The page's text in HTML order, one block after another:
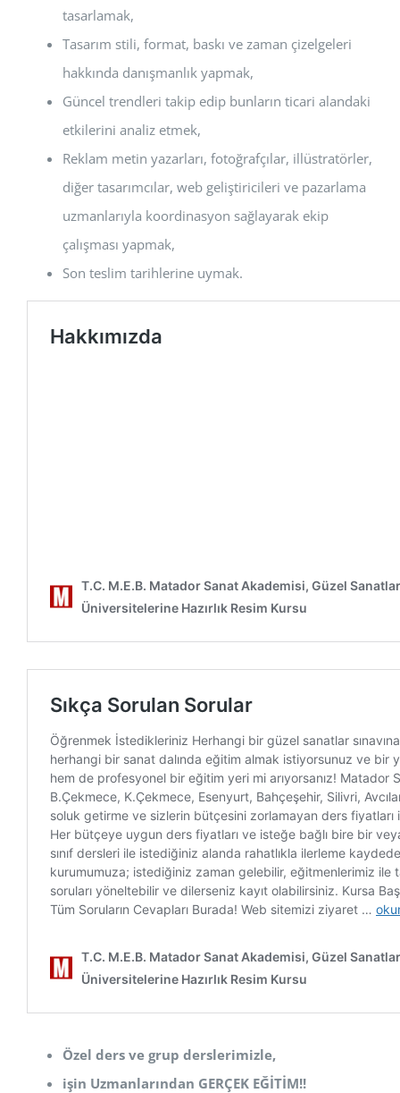
tasarlamak,
Tasarım stili, format, baskı ve zaman çizelgeleri
hakkında danışmanlık yapmak,
Güncel trendleri takip edip bunların ticari alandaki
etkilerini analiz etmek,
Reklam metin yazarları, fotoğrafçılar, illüstratörler,
diğer tasarımcılar, web geliştiricileri ve pazarlama
uzmanlarıyla koordinasyon sağlayarak ekip
çalışması yapmak,
Son teslim tarihlerine uymak.
Özel ders ve grup derslerimizle,
işin Uzmanlarından GERÇEK EĞİTİM!!